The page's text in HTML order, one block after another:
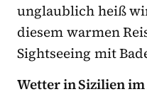
unglaublich heiß
diesem warmen
Sightseeing mit
Wetter in Sizilien